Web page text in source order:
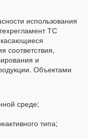
использования
ТС
соответствия,
и
Объектами
среде;
типа;